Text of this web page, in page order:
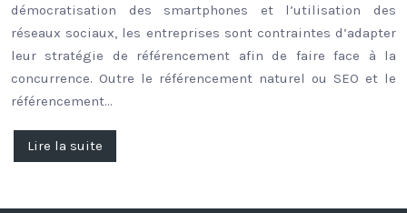
démocratisation des smartphones et l’utilisation des
réseaux sociaux, les entreprises sont contraintes d’adapter
leur stratégie de référencement afin de faire face à la
concurrence. Outre le référencement naturel ou SEO et le
référencement…
Lire la suite